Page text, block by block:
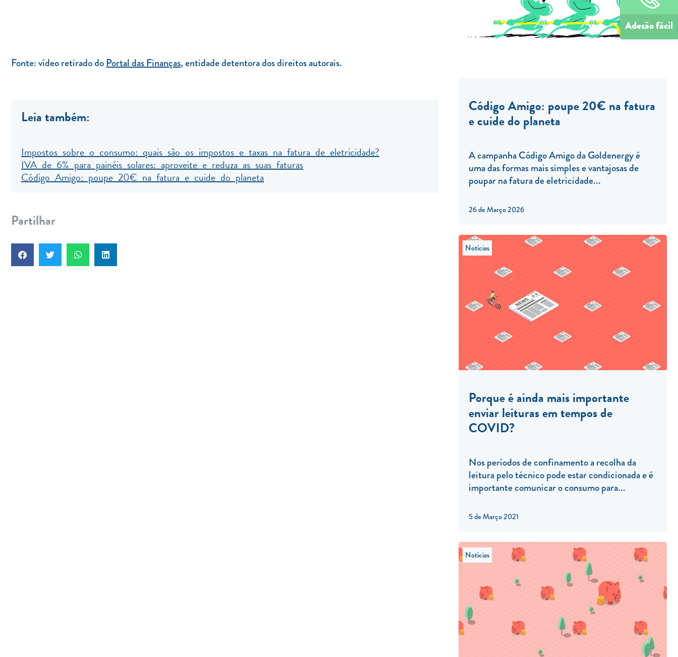
Fonte: vídeo retirado doPortal das Finanças, entidade detentora dos direitos autorais.
Leia também:
Impostos sobre o consumo: quais são os impostos e taxas na fatura de eletricidade?
IVA de 6% para painéis solares: aproveite e reduza as suas faturas
Código Amigo: poupe 20€ na fatura e cuide do planeta
Partilhar
26 de Março 2026
Código Amigo: poupe 20€ na fatura
e cuide do planeta
A campanha Código Amigo da Goldenergy é
uma das formas mais simples e vantajosas de
poupar na fatura de eletricidade...
5 de Março 2021
Notícias
Porque é ainda mais importante
enviar leituras em tempos de
COVID?
Nos períodos de confinamento a recolha da
leitura pelo técnico pode estar condicionada e é
importante comunicar o consumo para...
Notícias
Adesão fácil